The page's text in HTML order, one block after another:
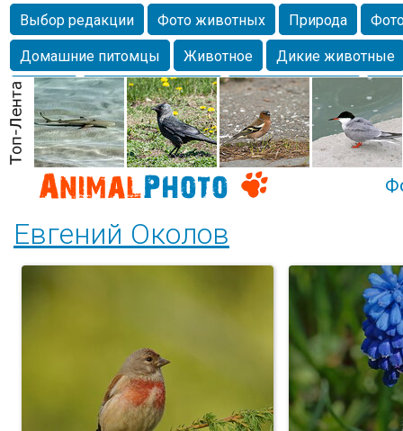
Выбор редакции Фото животных Природа
Домашние питомцы
Животное
Дикие животные
Собаки
Alexanderandronik Млекопитающие
Морда
Собачка Осень Портрет
Домашние
Насекомое
Коты Lebert Дикие птицы Утка
Евгений Околов